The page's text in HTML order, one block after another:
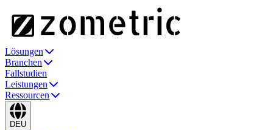
Lösungen
Branchen
Fallstudien
Leistungen
Ressourcen
DEU